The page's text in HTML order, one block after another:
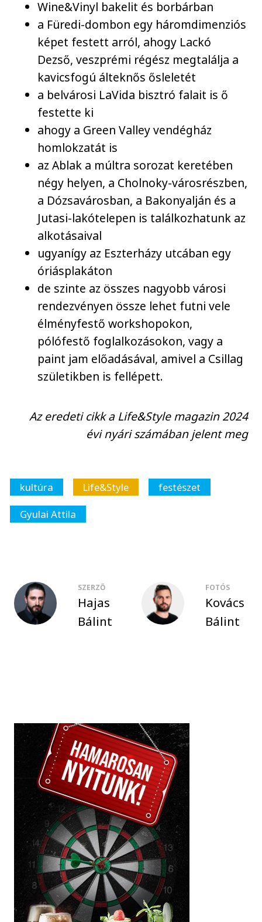
Wine&Vinyl bakelit és borbárban
a Füredi-dombon egy háromdimenziós
képet festett arról, ahogy Lackó
Dezső, veszprémi régész megtalálja a
kavicsfogú álteknős ősleletét
a belvárosi LaVida bisztró falait is ő
festette ki
ahogy a Green Valley vendégház
homlokzatát is
az Ablak a múltra sorozat keretében
négy helyen, a Cholnoky-városrészben,
a Dózsavárosban, a Bakonyalján és a
Jutasi-lakótelepen is találkozhatunk az
alkotásaival
ugyanígy az Eszterházy utcában egy
óriásplakáton
de szinte az összes nagyobb városi
rendezvényen össze lehet futni vele
élményfestő workshopokon,
pólófestő foglalkozásokon, vagy a
paint jam előadásával, amivel a Csillag
születikben is fellépett.
Az eredeti cikk a Life&Style magazin 2024
évi nyári számában jelent meg
kultúra Life&Style
festészet
Gyulai Attila
SZERZŐ
Hajas
Bálint
FOTÓS
Kovács
Bálint